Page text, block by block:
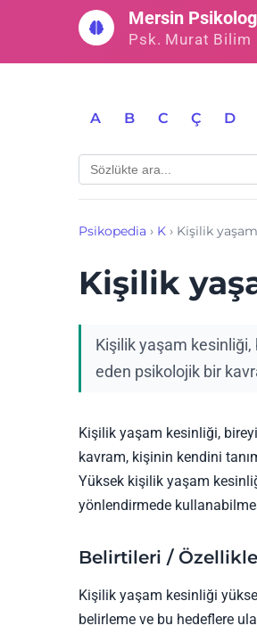
Mersin Psikolog
Psk. Murat Bilim
A B C Ç D
Psikopedia › K › Kişilik
Kişilik
Kişilik yaşam kesinliği,
eden psikolojik bir
Kişilik yaşam kesinliği,
kavram, kişinin kendini
Yüksek kişilik yaşam
yönlendirmede
Belirtileri /
Kişilik yaşam kesinliği
belirleme ve bu hedeflere